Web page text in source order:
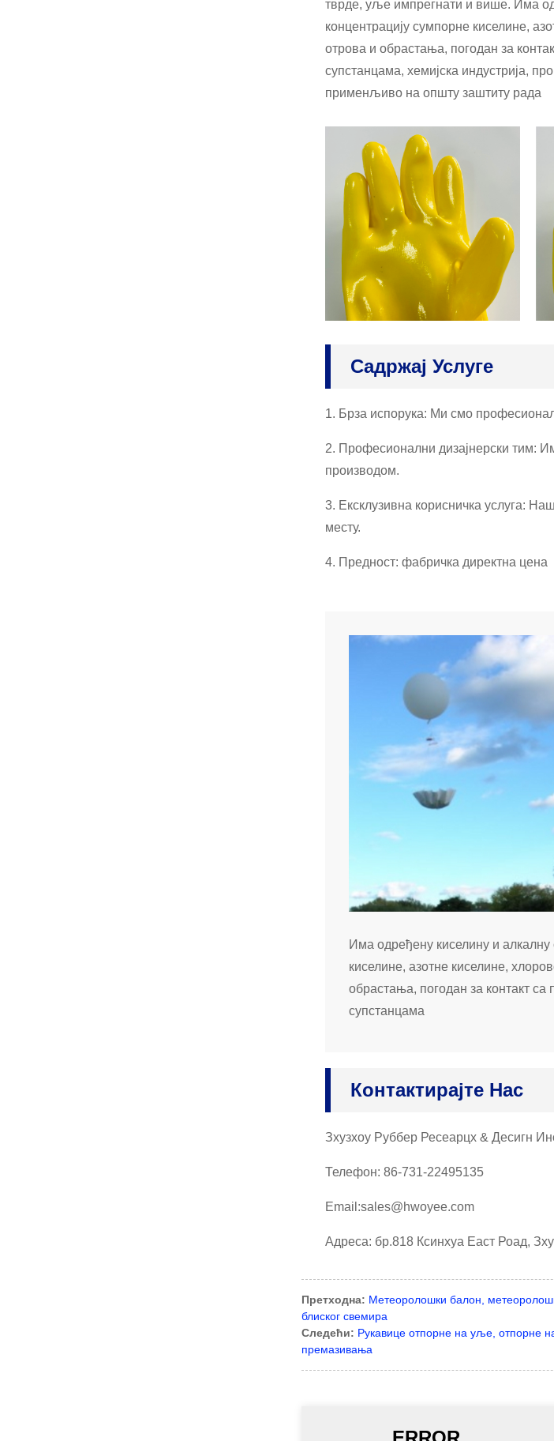
тврде, уље импрегнати и више. Има
концентрацију сумпорне киселине,
отрова и обрастања, погодан за
супстанцама, хемијска индустрија,
применљиво на општу заштиту рада
Садржај Услуге
1. Брза испорука: Ми смо
2. Професионални дизајнерски тим:
производом.
3. Ексклузивна корисничка услуга:
месту.
4. Предност: фабричка директна цена
Има одређену киселину и
киселине, азотне киселине,
обрастања, погодан за контакт
супстанцама
Контактирајте Нас
Зхузхоу Руббер Ресеарцх & Десигн
Телефон: 86-731-22495135
Email:sales@hwoyee.com
Адреса: бр.818 Ксинхуа Еаст Роад,
Претходна: Метеоролошки балон,
блиског свемира
Следећи: Рукавице отпорне на уље, отпорне
премазивања